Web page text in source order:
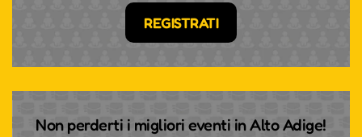
REGISTRATI
Non perderti i migliori eventi in Alto Adige!